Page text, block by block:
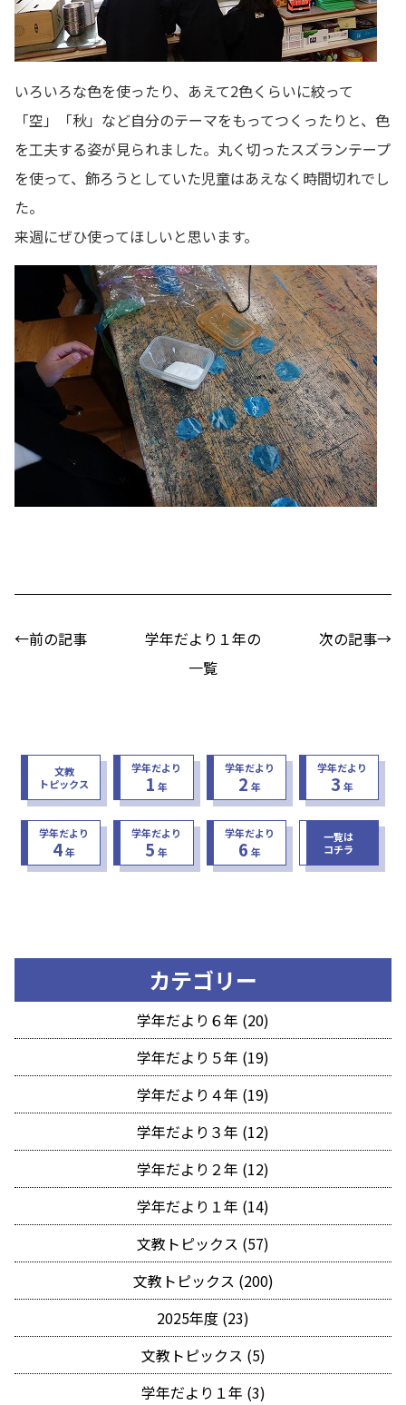
いろいろな色を使ったり、あえて2色くらいに絞って
「空」「秋」など自分のテーマをもってつくったりと、色
を工夫する姿が見られました。丸く切ったスズランテープ
を使って、飾ろうとしていた児童はあえなく時間切れでし
た。
来週にぜひ使ってほしいと思います。
←前の記事
学年だより１年の
一覧
次の記事→
文教
トピックス
学年だより
1 年
学年だより
2 年
学年だより
3 年
学年だより
4年
学年だより
5 年
学年だより
6 年
一覧は
コチラ
カテゴリー
学年だより６年 (20)
学年だより５年 (19)
学年だより４年 (19)
学年だより３年 (12)
学年だより２年 (12)
学年だより１年 (14)
文教トピックス (57)
文教トピックス (200)
2025年度 (23)
文教トピックス (5)
学年だより１年 (3)